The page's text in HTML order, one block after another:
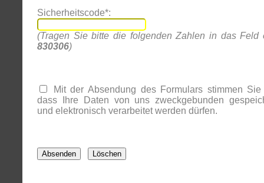
Sicherheitscode*:
(Tragen Sie bitte die folgenden Zahlen in das Feld
830306)
Mit der Absendung des Formulars stimmen Sie
dass Ihre Daten von uns zweckgebunden
und elektronisch verarbeitet werden dürfen.